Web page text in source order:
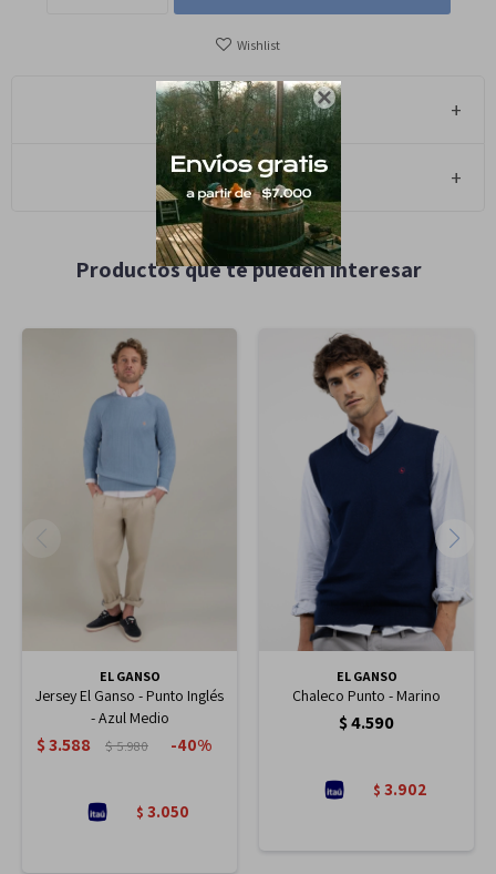

Métodos y costos de envío
Cambios y Devoluciones
Productos que te pueden interesar
EL GANSO
Jersey El Ganso - Punto Inglés
- Azul Medio
$3.588 $5.980 40
$ 3.050
EL GANSO
Chaleco Punto - Marino
$4.590
$ 3.902